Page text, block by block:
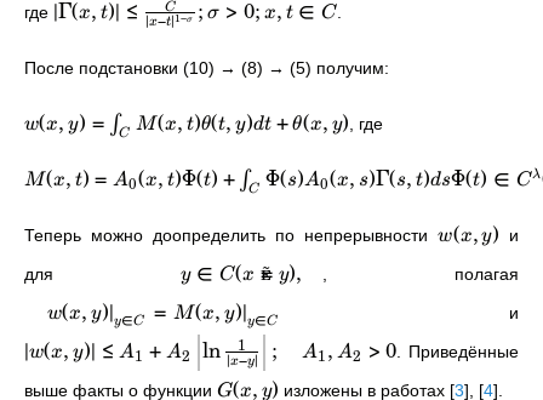
где ∣Γ(x, t)∣ ≤ ∣x−t∣1−σ
C ; σ > 0; x, t ∈ C.
После подстановки (10) → (8) → (5) получим:
w(x, y) = ∫C M(x, t)θ(t, y)dt + θ(x, y), где
M(x, t) = A0(x, t)Φ(t) + ∫C Φ(s)A0(x, s)Γ(s, t)dsΦ(t) ∈ Cλ
Теперь можно доопределить по непрерывностиw(x, y) и
для y ∈ C(x 
= y), , полагая
w(x, y)∣y∈C = M(x, y)∣y∈C и
∣w(x, y)∣ ≤ A1 + A2 ln ∣x−y∣
1 ; A1, A2 > 0. Приведённые
выше факты о функции G(x, y) изложены в работах [3], [4].